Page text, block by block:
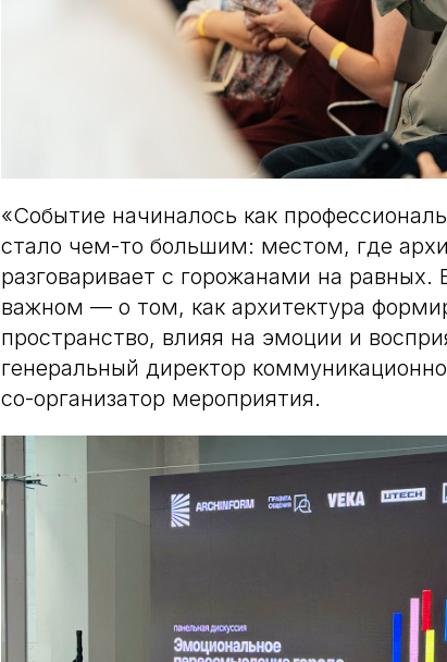
«Событие начиналось как
стало чем-то большим: местом, где
разговаривает с горожанами на
важном — о том, как архитектура
пространство, влияя на эмоции и
генеральный директор
со-организатор мероприятия.